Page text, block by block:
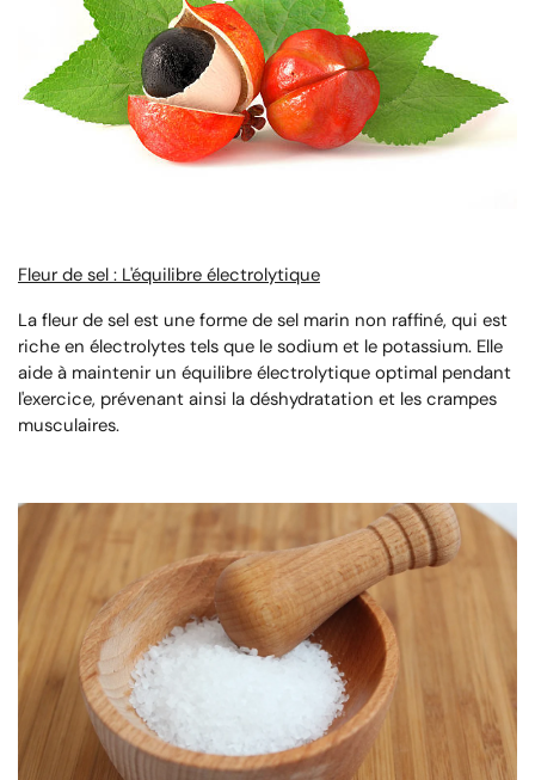
Fleur de sel : L'équilibre électrolytique
La fleur de sel est une forme de sel marin non raffiné, qui est
riche en électrolytes tels que le sodium et le potassium. Elle
aide à maintenir un équilibre électrolytique optimal pendant
l'exercice, prévenant ainsi la déshydratation et les crampes
musculaires.